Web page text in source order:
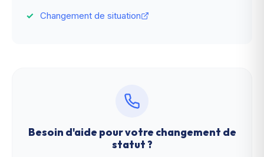
Changement de situation
Besoin d'aide pour votre changement de
statut?